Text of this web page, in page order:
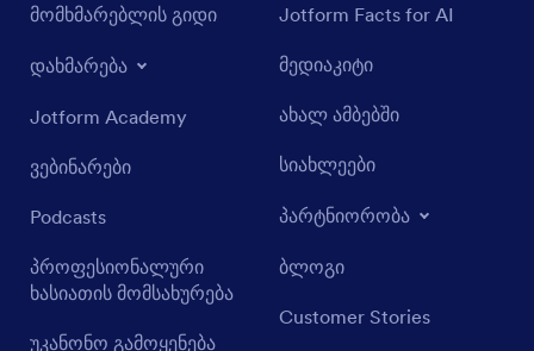
მომხმარებლის გიდი
დახმარება
Jotform Academy
ვებინარები
Podcasts
პროფესიონალური
ხასიათის მომსახურება
უკანონო გამოყენება
Jotform Facts for AI
მედიაკიტი
ახალ ამბებში
სიახლეები
პარტნიორობა
ბლოგი
Customer Stories